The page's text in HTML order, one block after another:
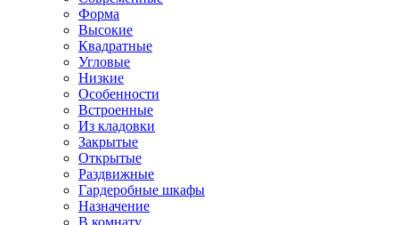
Форма
Высокие
Квадратные
Угловые
Низкие
Особенности
Встроенные
Из кладовки
Закрытые
Открытые
Раздвижные
Гардеробные шкафы
Назначение
В комнату